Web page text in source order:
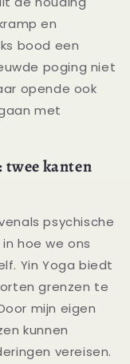
en
bood een
poging niet
opende ook
met
twee kanten
psychische
hoe we ons
Yin Yoga biedt
grenzen te
mijn eigen
kunnen
vereisen.